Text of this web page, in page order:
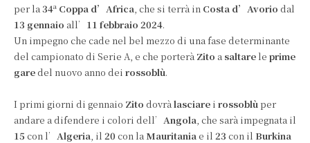
per la 34a Coppa d’Africa , che si terrà in Costa d’Avorio dal
13 gennaio all’ 11 febbraio 2024.
Un impegno che cade nel bel mezzo di una fase determinante
del campionato di Serie A, e che porterà Zito a saltare le prime
garedel nuovo anno dei rossoblù.
I primi giorni di gennaio Zito dovrà lasciare i rossoblù per
andare a difendere i colori dell’ Angola , che sarà impegnata il
15 con l’ Algeria , il 20 con la Mauritania e il 23 con il Burkina